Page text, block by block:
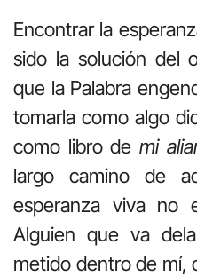
Encontrar la
sido la solución del
que la Palabra
tomarla como algo
como libro de mi
largo camino de
esperanza viva no
Alguien que va
metido dentro de mí,